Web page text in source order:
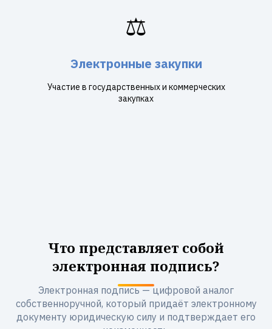
⚖️
Электронные закупки
Участие в государственных и коммерческих
закупках
Что представляет собой
электронная подпись?
Электронная подпись — цифровой аналог
собственноручной, который придаёт электронному
документу юридическую силу и подтверждает его